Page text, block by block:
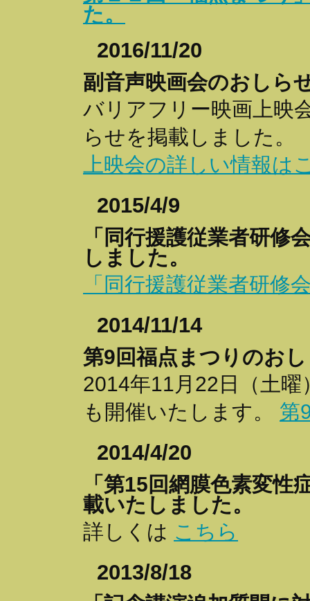
た。
2016/11/20
副音声映画会のおしら
バリアフリー映画上映
らせを掲載しました。
上映会の詳しい情報は
2015/4/9
「同行援護従業者研修
しました。
「同行援護従業者研修
2014/11/14
第9回福点まつりのお
2014年11月22日（土
も開催いたします。 第
2014/4/20
「第15回網膜色素変
載いたしました。
詳しくは こちら
2013/8/18